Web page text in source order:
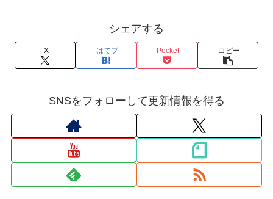
シェアする
X はてブ Pocket コピー
SNSをフォローして更新情報を得る